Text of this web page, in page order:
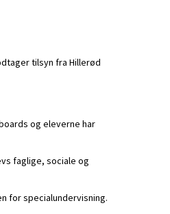
tilsyn fra Hillerød
og eleverne har
faglige, sociale og
for specialundervisning.